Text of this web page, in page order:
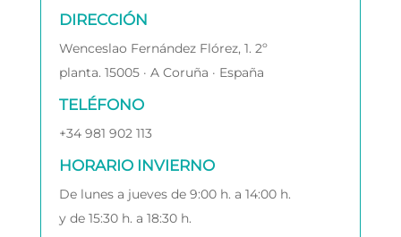
DIRECCIÓN
Wenceslao Fernández Flórez, 1. 2º
planta. 15005 · A Coruña · España
TELÉFONO
+34 981 902 113
HORARIO INVIERNO
De lunes a jueves de 9:00 h. a 14:00 h.
y de 15:30 h. a 18:30 h.